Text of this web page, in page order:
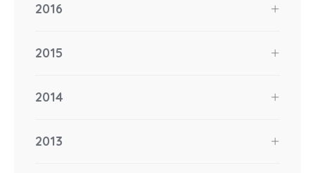
2016
2015
2014
2013